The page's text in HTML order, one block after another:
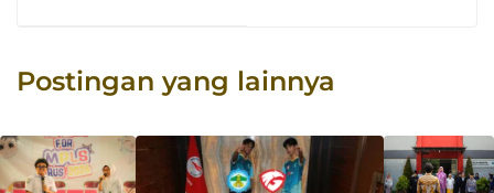
Karya Karikatur di
Ajang Festival
Teater Pelajar
2024
Raden Umar Said
Kudus Tunjukkan
Kehebatan
Postingan yang lainnya